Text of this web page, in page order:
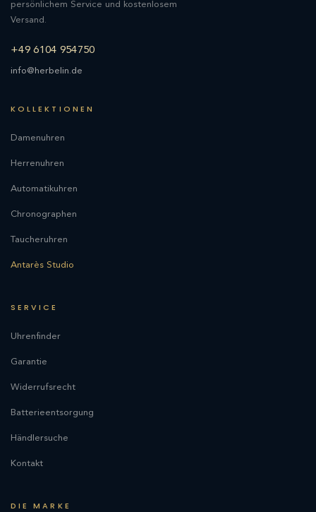
persönlichem Service und kostenlosem
Versand.
+49 6104 954750
info@herbelin.de
KOLLEKTIONEN
Damenuhren
Herrenuhren
Automatikuhren
Chronographen
Taucheruhren
Antarès Studio
SERVICE
Uhrenfinder
Garantie
Widerrufsrecht
Batterieentsorgung
Händlersuche
Kontakt
DIE MARKE